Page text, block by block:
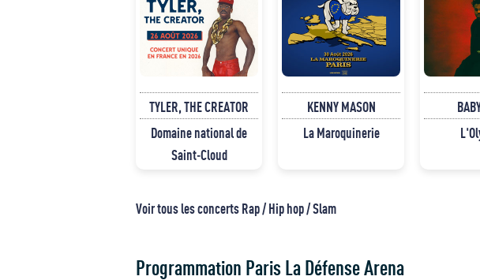
TYLER, THE CREATOR
Domaine national de
Saint-Cloud
KENNY MASON
La Maroquinerie
Voir tous les concerts Rap / Hip hop / Slam
Programmation Paris La Défense Arena